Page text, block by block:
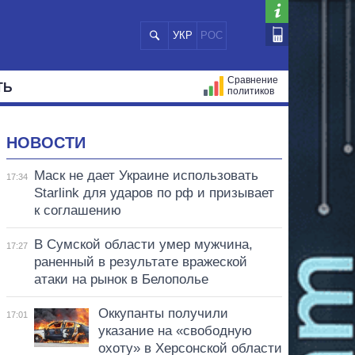
УКР РОС
Сравнение
политиков
НОВОСТИ
17:34
Маск не дает Украине использовать
Starlink для ударов по рф и призывает
к соглашению
17:27
В Сумской области умер мужчина,
раненный в результате вражеской
атаки на рынок в Белополье
17:01
Оккупанты получили
указание на «свободную
охоту» в Херсонской области